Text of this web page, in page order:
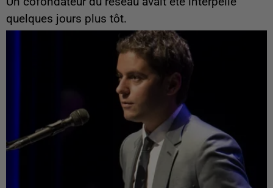
quelques jours plus tôt.